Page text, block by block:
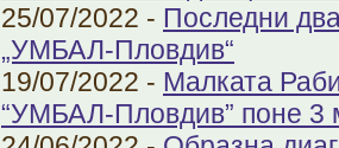
25/07/2022 - Последни
„УМБАЛ-Пловдив“
19/07/2022 - Малката
“УМБАЛ-Пловдив” поне 3